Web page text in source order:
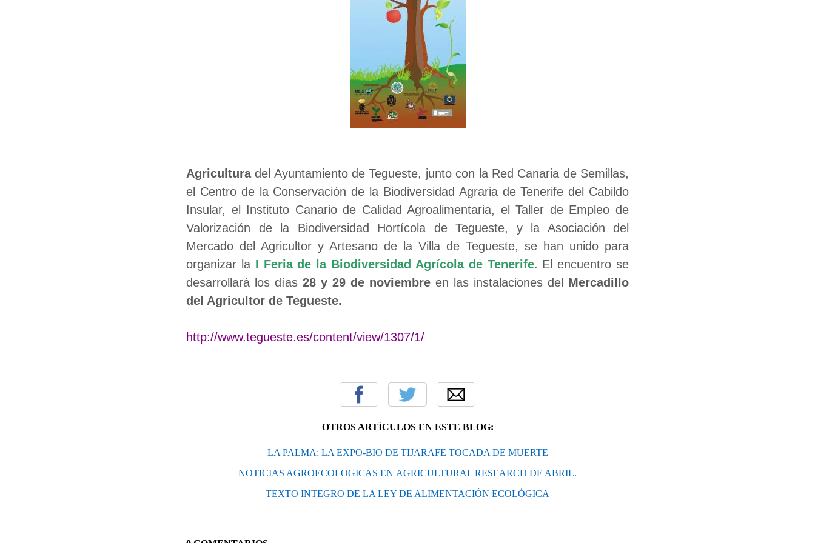
Agriculturadel Ayuntamiento de Tegueste, junto con la Red Canaria de Semillas,
el Centro de la Conservación de la Biodiversidad Agraria de Tenerife del Cabildo
Insular, el Instituto Canario de Calidad Agroalimentaria, el Taller de Empleo de
Valorización de la Biodiversidad Hortícola de Tegueste, y la Asociación del
Mercado del Agricultor y Artesano de la Villa de Tegueste, se han unido para
organizar la I Feria de la Biodiversidad Agrícola de Tenerife. El encuentro se
desarrollará los días 28 y 29 de noviembre en las instalaciones del Mercadillo
del Agricultor de Tegueste.
http://www.tegueste.es/content/view/1307/1/
OTROS ARTÍCULOS EN ESTE BLOG:
LA PALMA: LA EXPO-BIO DE TIJARAFE TOCADA DE MUERTE
NOTICIAS AGROECOLOGICAS EN AGRICULTURAL RESEARCH DE ABRIL.
TEXTO INTEGRO DE LA LEY DE ALIMENTACIÓN ECOLÓGICA